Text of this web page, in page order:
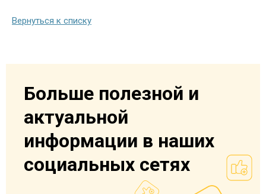
Вернуться к списку
Больше полезной и
актуальной
информации в наших
социальных сетях